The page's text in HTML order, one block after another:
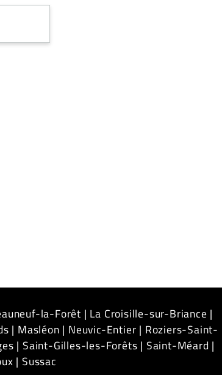
la-Forêt | La Croisille-sur-Briance |
| Masléon| Neuvic-Entier| Roziers-Saint-
| Saint-Gilles-les-Forêts| Saint-Méard |
| Sussac